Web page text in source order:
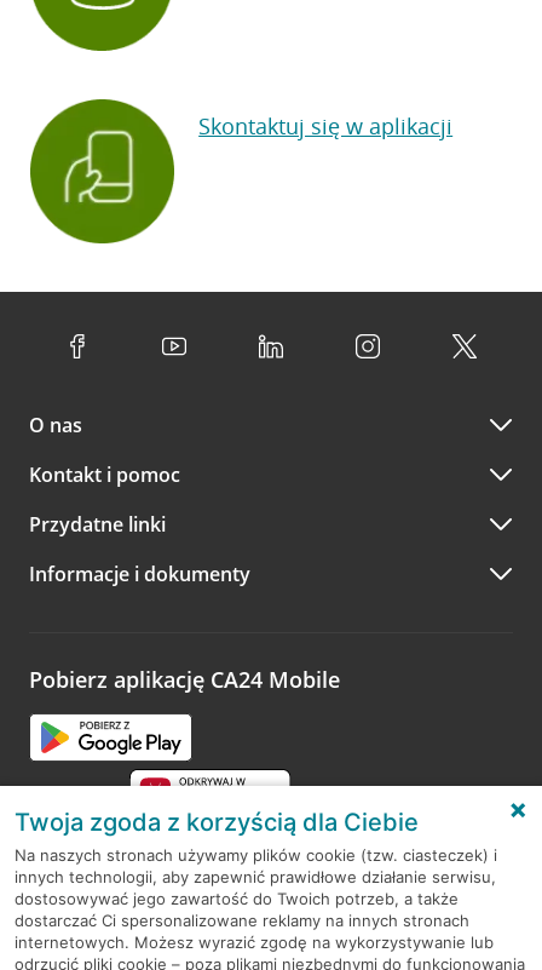
Skontaktuj się w aplikacji
O nas
Kontakt i pomoc
Przydatne linki
Informacje i dokumenty
Pobierz aplikację CA24 Mobile
RODO
Regulamin serwisu
Twoja zgoda z korzyścią dla Ciebie
Na naszych stronach używamy plików cookie (tzw. ciasteczek) i
innych technologii, aby zapewnić prawidłowe działanie serwisu,
dostosowywać jego zawartość do Twoich potrzeb, a także
dostarczać Ci spersonalizowane reklamy na innych stronach
internetowych. Możesz wyrazić zgodę na wykorzystywanie lub
odrzucić pliki cookie – poza plikami niezbędnymi do funkcjonowania